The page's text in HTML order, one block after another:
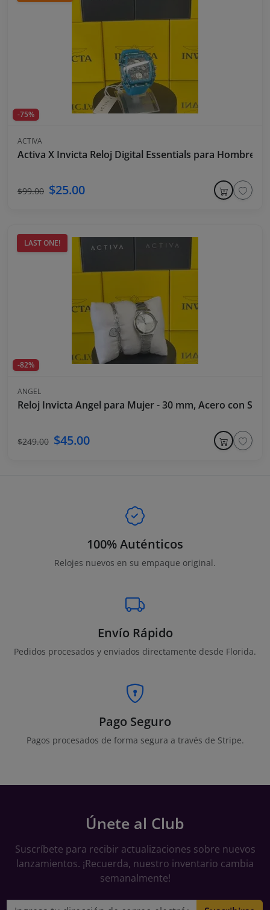
-75%
ACTIVA
Activa X Invicta Reloj Digital Essentials para Hombre -
$99.00 $25.00
LAST ONE!
-82%
ANGEL
Reloj Invicta Angel para Mujer - 30 mm, Acero con Set
$249.00 $45.00
100% Auténticos
Relojes nuevos en su empaque original.
Envío Rápido
Pedidos procesados y enviados directamente desde Florida.
Pago Seguro
Pagos procesados de forma segura a través de Stripe.
Únete al Club
Suscríbete para recibir actualizaciones sobre nuevos
lanzamientos. ¡Recuerda, nuestro inventario cambia
semanalmente!
Dirección de correo electrónico